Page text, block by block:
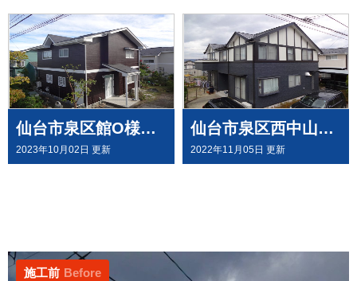
仙台市泉区館O様邸で 屋根外壁塗装工事させて頂きました
2023年10月02日 更新
仙台市泉区西中山T様邸で 屋根外壁塗装工事
2022年11月05日 更新
施工前 Before